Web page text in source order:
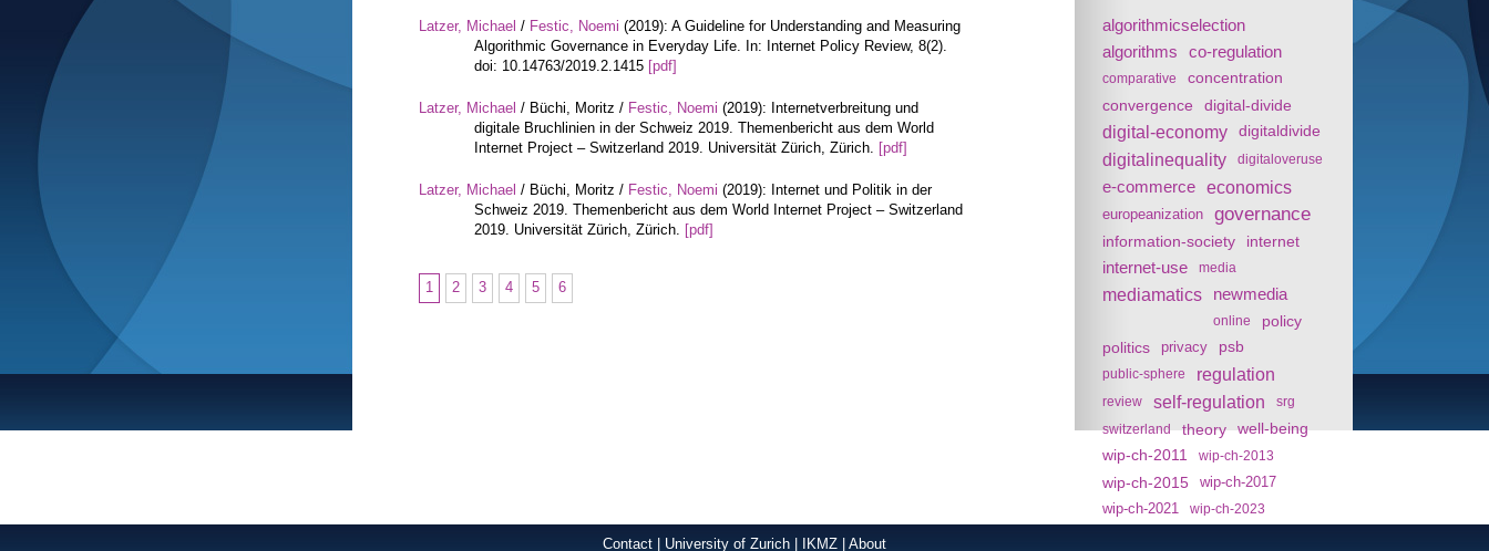
algorithmicselection
algorithms
co-regulation
comparative concentration
convergence digital-divide
digital-economy digitaldivide
digitalinequality digitaloveruse
e-commerce economics
europeanization governance
information-society internet
internet-use media
mediamatics newmedia
online
policy
politics
privacy psb
public-sphere regulation
review self-regulation
srg
switzerland
theory
well-being
wip-ch-2011
wip-ch-2013
wip-ch-2015
wip-ch-2017
wip-ch-2021
wip-ch-2023
Latzer, Michael / Festic, Noemi (2019): A Guideline for Understanding and Measuring
Algorithmic Governance in Everyday Life. In: Internet Policy Review, 8(2).
doi: 10.14763/2019.2.1415 [pdf]
Latzer, Michael / Büchi, Moritz / Festic, Noemi (2019): Internetverbreitung und
digitale Bruchlinien in der Schweiz 2019. Themenbericht aus dem World
Internet Project – Switzerland 2019. Universität Zürich, Zürich. [pdf]
Latzer, Michael / Büchi, Moritz / Festic, Noemi (2019): Internet und Politik in der
Schweiz 2019. Themenbericht aus dem World Internet Project – Switzerland
2019. Universität Zürich, Zürich. [pdf]
1 2 3 4 5 6
Contact University of Zurich IKMZ About